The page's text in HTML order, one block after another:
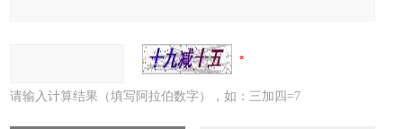
请输入计算结果（填写阿拉伯数字），如：三加四=7